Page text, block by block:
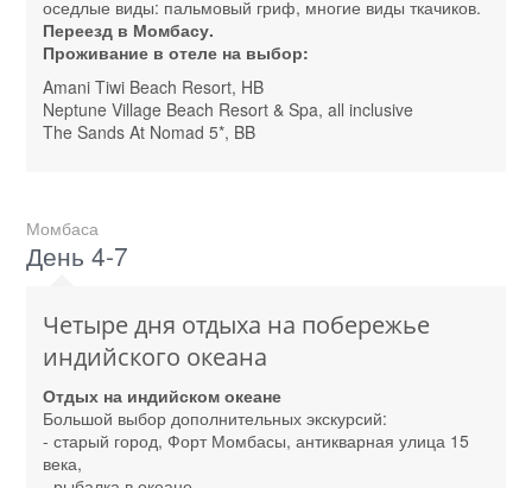
оседлые виды: пальмовый гриф, многие виды ткачиков.
Переезд в Момбасу.
Проживание в отеле на выбор:
Amani Tiwi Beach Resort, HB
Neptune Village Beach Resort & Spa, all inclusive
The Sands At Nomad 5*, BB
Момбаса
День 4-7
Четыре дня отдыха на побережье
индийского океана
Отдых на индийском океане
Большой выбор дополнительных экскурсий:
- старый город, Форт Момбасы, антикварная улица 15
века,